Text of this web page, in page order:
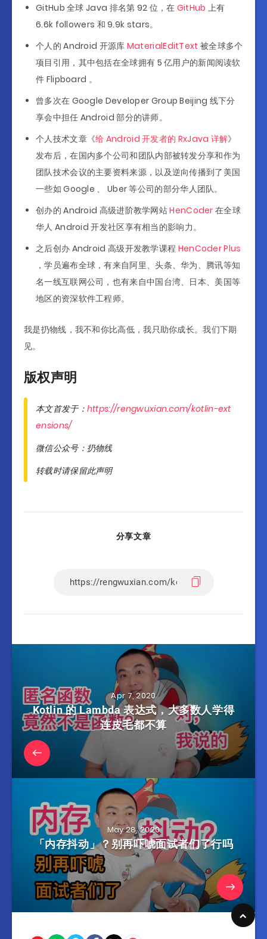
GitHub 全球 Java 排名第 92 位，在 GitHub 上有
6.6k followers 和 9.9k stars。
个人的 Android 开源库 MaterialEditText 被全球多个
项目引用，其中包括在全球拥有 5 亿用户的新闻阅读软
件 Flipboard 。
曾多次在 Google Developer Group Beijing 线下分
享会中担任 Android 部分的讲师。
个人技术文章《给 Android 开发者的 RxJava 详解》
发布后，在国内多个公司和团队内部被转发分享和作为
团队技术会议的主要资料来源，以及逆向传播到了美国
一些如 Google 、 Uber 等公司的部分华人团队。
创办的 Android 高级进阶教学网站HenCoder 在全球
华人 Android 开发社区享有相当的影响力。
之后创办 Android 高级开发教学课程 HenCoder Plus
，学员遍布全球，有来自阿里、头条、华为、腾讯等知
名一线互联网公司，也有来自中国台湾、日本、美国等
地区的资深软件工程师。
我是扔物线，我不和你比高低，我只助你成长。我们下期
见。
版权声明
本文首发于： https://rengwuxian.com/kotlin-ext
ensions/
微信公众号：扔物线
转载时请保留此声明
分享文章
Apr 7, 2020
Kotlin 的 Lambda 表达式，大多数人学得
连皮毛都不算
May 28, 2020
「内存抖动」？别再吓唬面试者们了行吗